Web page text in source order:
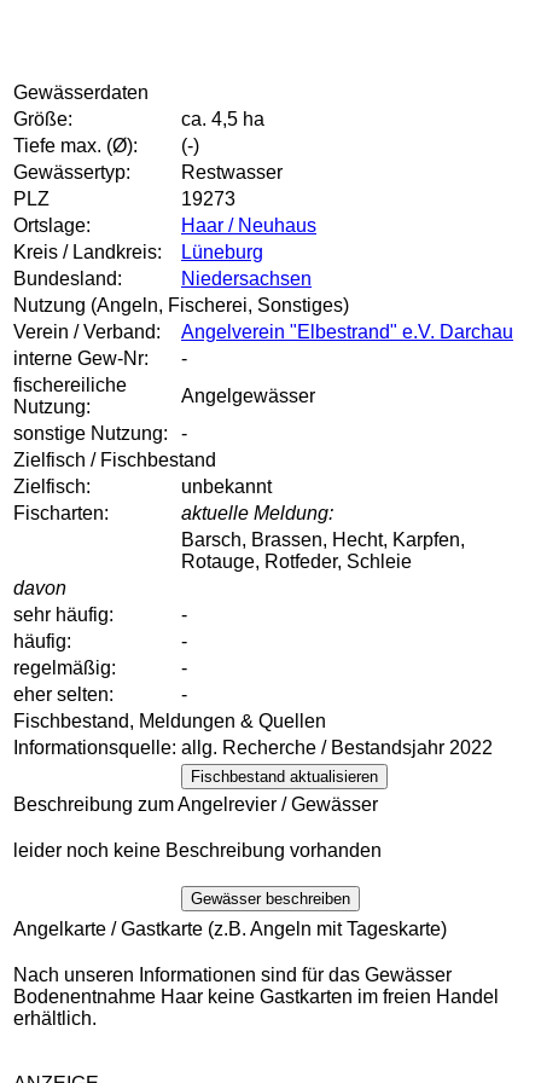
Gewässerdaten
Größe:
ca. 4,5 ha
Tiefe max. (Ø):
(-)
Gewässertyp:
Restwasser
PLZ
19273
Ortslage:
Haar / Neuhaus
Kreis / Landkreis:
Lüneburg
Bundesland:
Niedersachsen
Nutzung (Angeln, Fischerei, Sonstiges)
Verein / Verband:
Angelverein "Elbestrand" e.V. Darchau
interne Gew-Nr:
-
fischereiliche
Nutzung:
Angelgewässer
sonstige Nutzung:
-
Zielfisch / Fischbestand
Zielfisch:
unbekannt
Fischarten:
aktuelle Meldung:
Barsch, Brassen, Hecht, Karpfen,
Rotauge, Rotfeder, Schleie
davon
sehr häufig:
-
häufig:
-
regelmäßig:
-
eher selten:
-
Fischbestand, Meldungen & Quellen
Informationsquelle: allg. Recherche / Bestandsjahr 2022
Fischbestand aktualisieren
Beschreibung zum Angelrevier / Gewässer
leider noch keine Beschreibung vorhanden
Gewässer beschreiben
Angelkarte / Gastkarte (z.B. Angeln mit Tageskarte)
Nach unseren Informationen sind für das Gewässer
Bodenentnahme Haar keine Gastkarten im freien Handel
erhältlich.